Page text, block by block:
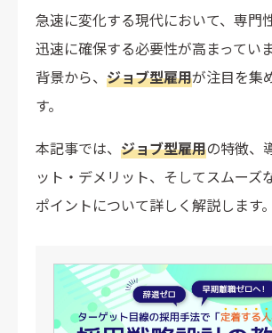
急速に変化する現代において、専門
迅速に確保する必要性が高まってい
背景から、 ジョブ型雇用が注目を集
す。
本記事では、 ジョブ型雇用の特徴、
ット・デメリット、そしてスムーズ
ポイントについて詳しく解説します。